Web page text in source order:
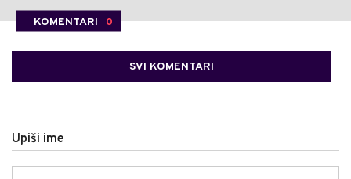
KOMENTARI 0
SVI KOMENTARI
Upiši ime